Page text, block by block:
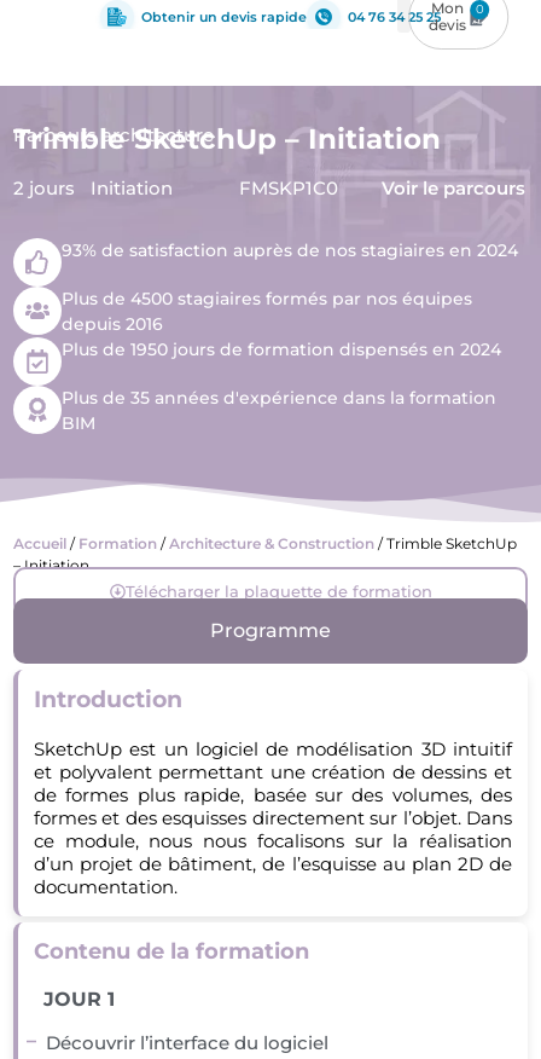
Obtenir un devis rapide 04 76 34 25 25 0
Parcours architecture
Trimble SketchUp – Initiation
2 jours Initiation FMSKP1C0 Voir le parcours
93% de satisfaction auprès de nos stagiaires en 2024
Plus de 4500 stagiaires formés par nos équipes
depuis 2016
Plus de 1950 jours de formation dispensés en 2024
Plus de 35 années d'expérience dans la formation
BIM
Accueil / Formation /Architecture & Construction / Trimble SketchUp
– Initiation
Télécharger la plaquette de formation
Programme
Introduction
SketchUp est un logiciel de modélisation 3D intuitif
et polyvalent permettant une création de dessins et
de formes plus rapide, basée sur des volumes, des
formes et des esquisses directement sur l’objet. Dans
ce module, nous nous focalisons sur la réalisation
d’un projet de bâtiment, de l’esquisse au plan 2D de
documentation.
Contenu de la formation
JOUR 1
Découvrir l’interface du logiciel